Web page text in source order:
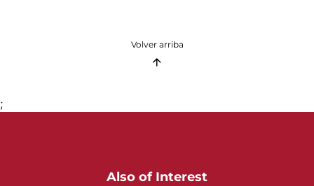
Volver arriba
;
Also of Interest